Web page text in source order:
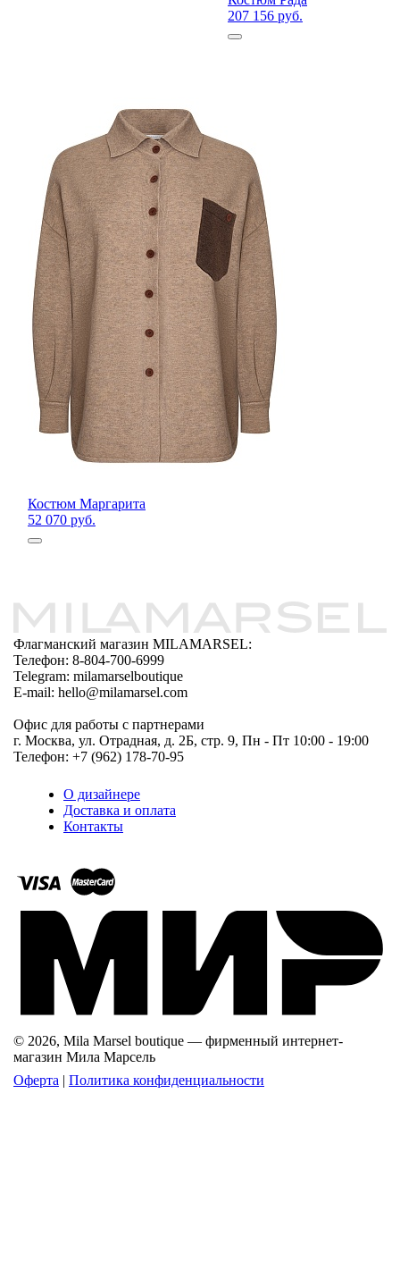
207 156 руб.
Костюм Маргарита
52 070 руб.
Флагманский магазин MILAMARSEL:
Телефон: 8-804-700-6999
Telegram: milamarselboutique
E-mail: hello@milamarsel.com
Офис для работы с партнерами
г. Москва, ул. Отрадная, д. 2Б, стр. 9, Пн - Пт 10:00 - 19:00
Телефон: +7 (962) 178-70-95
О дизайнере
Доставка и оплата
Контакты
© 2026, Mila Marsel boutique — фирменный интернет-
магазин Мила Марсель
Оферта | Политика конфиденциальности